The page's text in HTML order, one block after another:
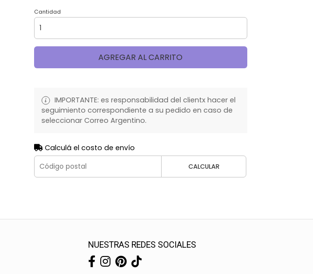
Cantidad
AGREGAR AL CARRITO
IMPORTANTE: es responsabilidad del clientx hacer el
seguimiento correspondiente a su pedido en caso de
seleccionar Correo Argentino.
Calculá el costo de envío
CALCULAR
NUESTRAS REDES SOCIALES